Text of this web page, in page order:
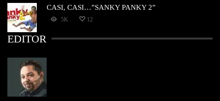
CASI, CASI…”SANKY PANKY 2”
5K 12
EDITOR